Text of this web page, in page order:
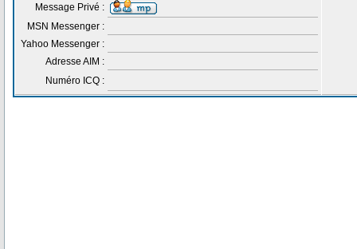
Message Privé :
MSN Messenger :
Yahoo Messenger :
Adresse AIM :
Numéro ICQ :